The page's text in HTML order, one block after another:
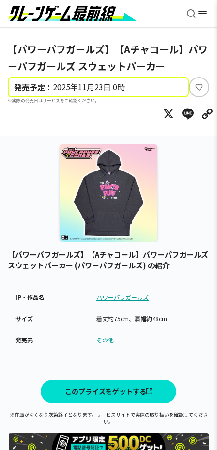
【パワーパフガールズ】【Aチャコール】パワ
ーパフガールズ スウェットパーカー
発売予定： 2025年11月23日 0時
※実際の発売日はサービスをご確認ください。
い
ね
X
【パワーパフガールズ】【Aチャコール】パワーパフガールズ
スウェットパーカー (パワーパフガールズ) の紹介
IP・作品名 パワーパフガールズ
サイズ 着丈約75cm、肩幅約48cm
発売元 その他
このプライズをゲットする
※在庫がなくなり次第終了となります。サービスサイトで実際の取り扱いを確認してくださ
い。